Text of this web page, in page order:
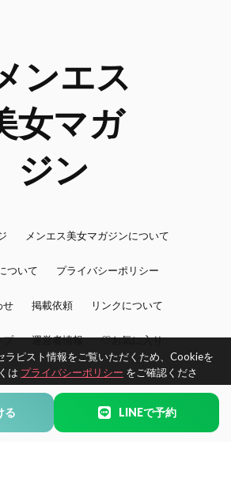
る LINEで予約
メンエス美女マガジンについて
ついて プライバシーポリシー
せ 掲載依頼 リンクについて
プ 運営者情報 ♡お気に入り
ンエス美女マガジン- All Rights Reserved.
ラピスト情報をご覧いただくため、Cookieを
は プライバシーポリシー をご確認くださ
い
タイプで探す